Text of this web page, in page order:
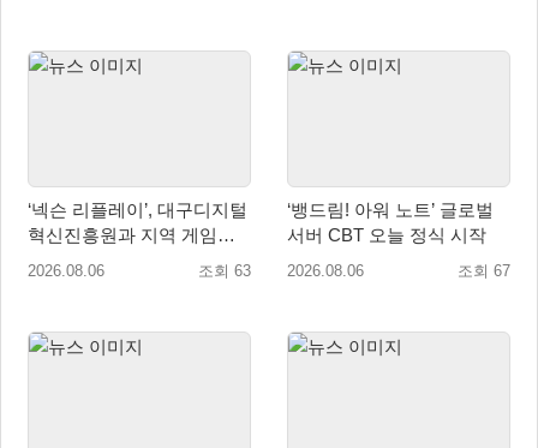
‘넥슨 리플레이’, 대구디지털
혁신진흥원과 지역 게임산
업 육성 위한 업무협약 체결
2026.08.06 조회 63
‘뱅드림! 아워 노트’ 글로벌
서버 CBT 오늘 정식 시작
2026.08.06 조회 67